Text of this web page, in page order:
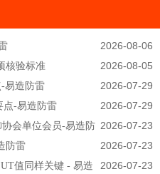
2026-08-06
2026-08-05
核验标准
2026-07-29
易造防雷
2026-07-29
点-易造防雷
2026-07-23
会单位会员-易造防
2026-07-23
防雷
2026-07-23
值同样关键 - 易造